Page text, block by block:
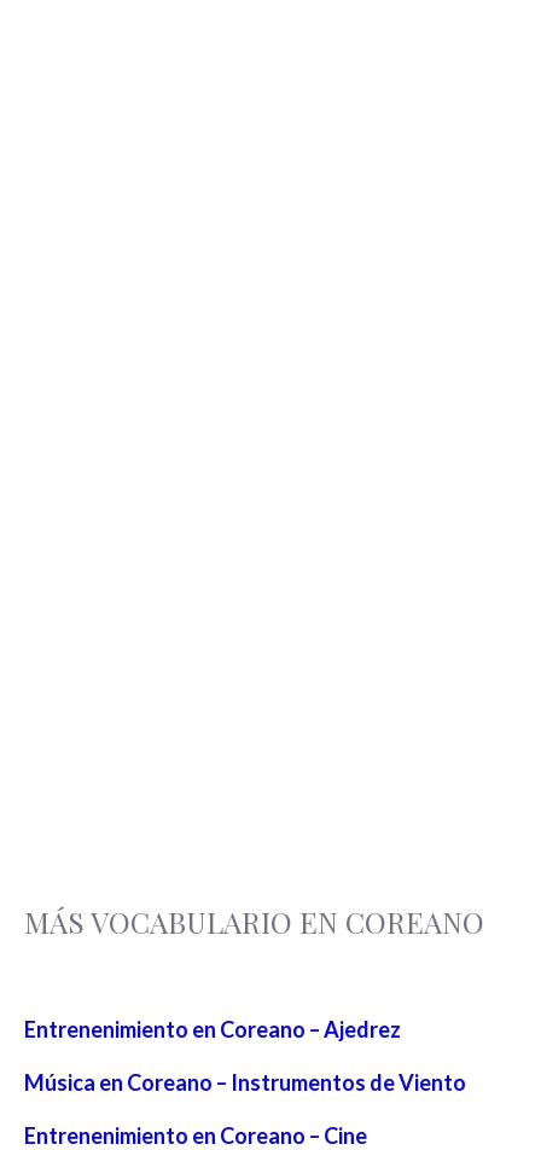
MÁS VOCABULARIO EN COREANO
Entrenenimiento en Coreano – Ajedrez
Música en Coreano – Instrumentos de Viento
Entrenenimiento en Coreano – Cine